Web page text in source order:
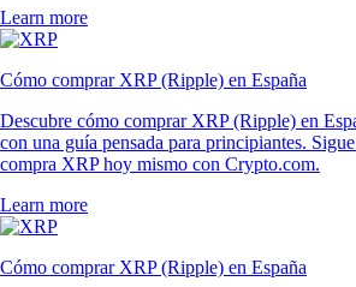
Learn more
Cómo comprar XRP (Ripple) en España
Descubre cómo comprar XRP (Ripple) en
con una guía pensada para principiantes.
compra XRP hoy mismo con Crypto.com.
Learn more
Cómo comprar XRP (Ripple) en España